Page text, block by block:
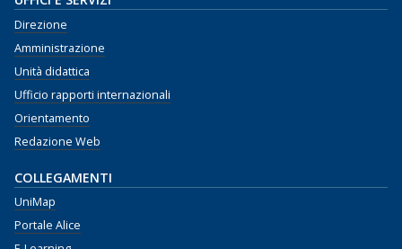
Direzione
Amministrazione
Unità didattica
Ufficio rapporti internazionali
Orientamento
Redazione Web
COLLEGAMENTI
UniMap
Portale Alice